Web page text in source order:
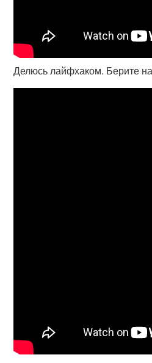
Делюсь лайфхаком. Берите на